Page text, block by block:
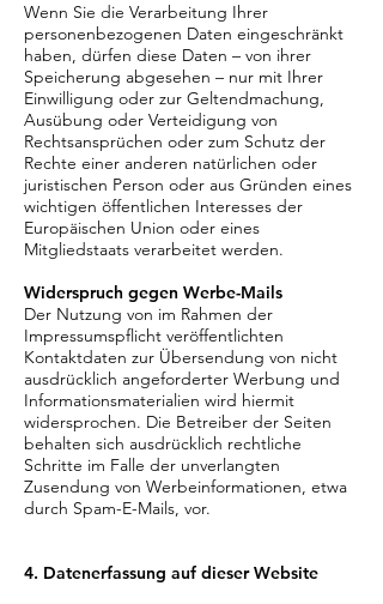
Wenn Sie die Verarbeitung Ihrer
personenbezogenen Daten eingeschränkt
haben, dürfen diese Daten – von ihrer
Speicherung abgesehen – nur mit Ihrer
Einwilligung oder zur Geltendmachung,
Ausübung oder Verteidigung von
Rechtsansprüchen oder zum Schutz der
Rechte einer anderen natürlichen oder
juristischen Person oder aus Gründen eines
wichtigen öffentlichen Interesses der
Europäischen Union oder eines
Mitgliedstaats verarbeitet werden.
Widerspruch gegen Werbe-Mails
Der Nutzung von im Rahmen der
Impressumspflicht veröffentlichten
Kontaktdaten zur Übersendung von nicht
ausdrücklich angeforderter Werbung und
Informationsmaterialien wird hiermit
widersprochen. Die Betreiber der Seiten
behalten sich ausdrücklich rechtliche
Schritte im Falle der unverlangten
Zusendung von Werbeinformationen, etwa
durch Spam-E-Mails, vor.
4. Datenerfassung auf dieser Website